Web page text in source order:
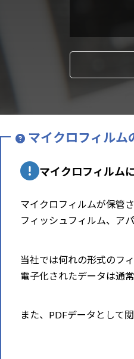
マイクロフィルム
マイクロフィルム
マイクロフィルムが保管
フィッシュフィルム、ア
当社では何れの形式のフ
電子化されたデータは通
また、PDFデータとして